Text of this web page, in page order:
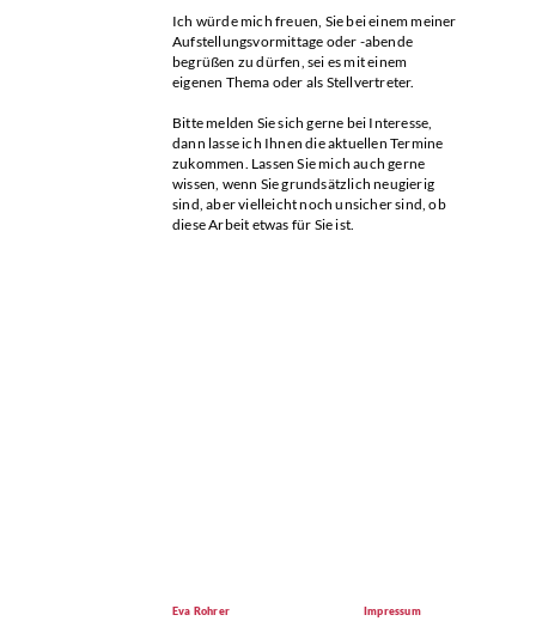
Ich würde mich freuen, Sie bei einem meiner
Aufstellungsvormittage oder -abende
begrüßen zu dürfen, sei es mit einem
eigenen Thema oder als Stellvertreter.
Bitte melden Sie sich gerne bei Interesse,
dann lasse ich Ihnen die aktuellen Termine
zukommen. Lassen Sie mich auch gerne
wissen, wenn Sie grundsätzlich neugierig
sind, aber vielleicht noch unsicher sind, ob
diese Arbeit etwas für Sie ist.
Eva Rohrer
Impressum